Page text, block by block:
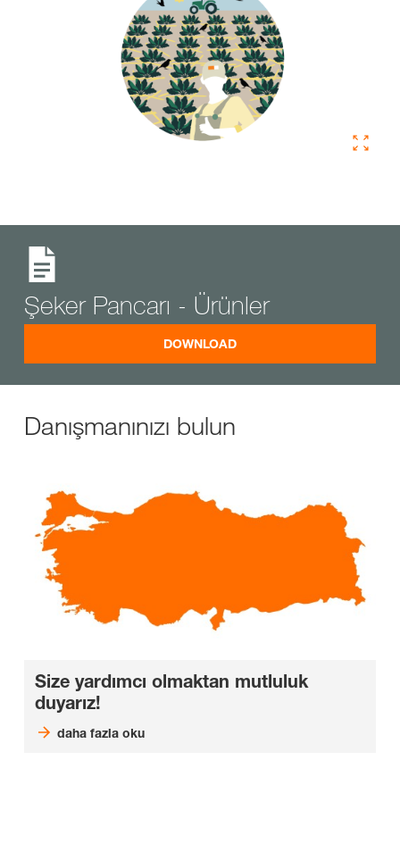
Şeker Pancarı - Ürünler
DOWNLOAD
Danışmanınızı bulun
Size yardımcı olmaktan mutluluk
duyarız!
daha fazla oku